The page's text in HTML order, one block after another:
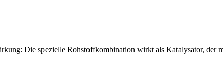
Die spezielle Rohstoffkombination wirkt als Katalysator, der